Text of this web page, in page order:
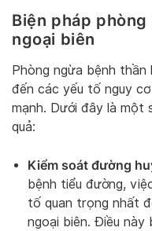
Biện pháp
ngoại biên
Phòng ngừa bệnh
đến các yếu tố nguy
mạnh. Dưới đây là một
quả:
Kiểm soát đường
bệnh tiểu đường,
tố quan trọng nhất
ngoại biên. Điều